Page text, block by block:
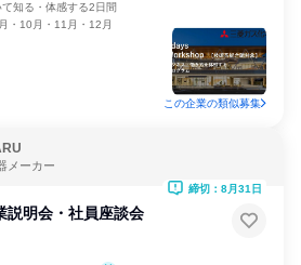
知る・体感する2日間
・10月・11月・12月
この企業の類似募集
メーカー
説明会・社員座談会
締切：8月31日